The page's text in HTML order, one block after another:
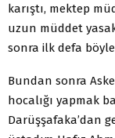
karıştı, mektep
uzun müddet
sonra ilk defa
Bundan sonra
hocalığı yapmak
Darüşşafaka’dan